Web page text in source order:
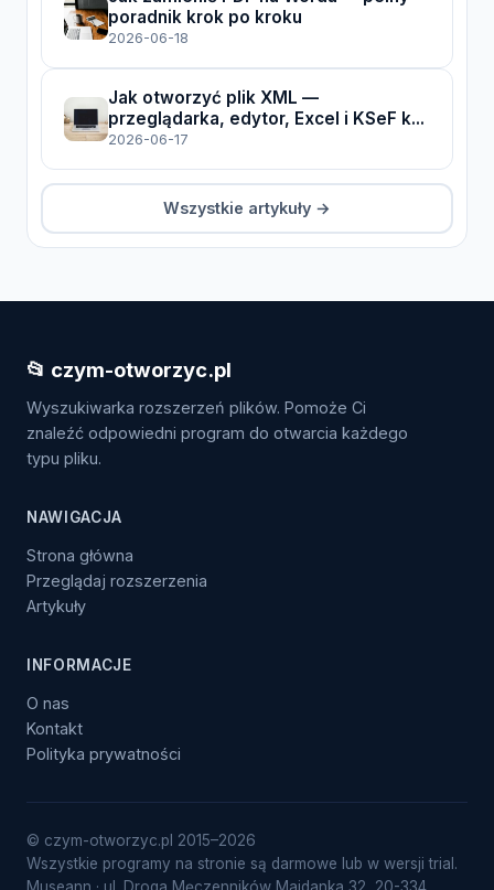
poradnik krok po kroku
2026-06-18
Jak otworzyć plik XML —
przeglądarka, edytor, Excel i KSeF k...
2026-06-17
Wszystkie artykuły →
📂 czym-otworzyc.pl
Wyszukiwarka rozszerzeń plików. Pomoże Ci
znaleźć odpowiedni program do otwarcia każdego
typu pliku.
NAWIGACJA
Strona główna
Przeglądaj rozszerzenia
Artykuły
INFORMACJE
O nas
Kontakt
Polityka prywatności
© czym-otworzyc.pl 2015–2026
Wszystkie programy na stronie są darmowe lub w wersji trial.